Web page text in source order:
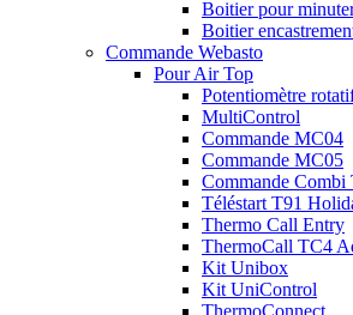
Boitier pour
Boitier
Commande Webasto
Pour Air Top
Potentiomètre
MultiControl
Commande MC04
Commande MC05
Commande Combi
Téléstart T91
Thermo Call Entry
ThermoCall TC4
Kit Unibox
Kit UniControl
ThermoConnect